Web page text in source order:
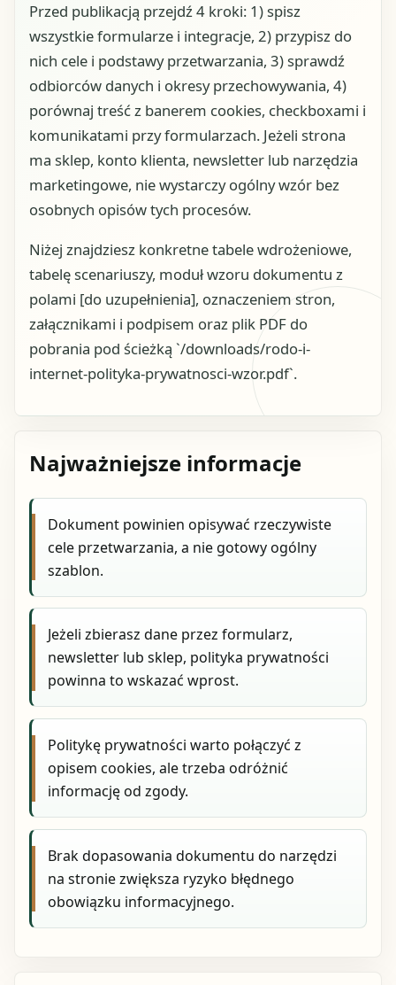
Przed publikacją przejdź 4 kroki: 1) spisz
wszystkie formularze i integracje, 2) przypisz do
nich cele i podstawy przetwarzania, 3) sprawdź
odbiorców danych i okresy przechowywania, 4)
porównaj treść z banerem cookies, checkboxami i
komunikatami przy formularzach. Jeżeli strona
ma sklep, konto klienta, newsletter lub narzędzia
marketingowe, nie wystarczy ogólny wzór bez
osobnych opisów tych procesów.
Niżej znajdziesz konkretne tabele wdrożeniowe,
tabelę scenariuszy, moduł wzoru dokumentu z
polami [do uzupełnienia], oznaczeniem stron,
załącznikami i podpisem oraz plik PDF do
pobrania pod ścieżką `/downloads/rodo-i-
internet-polityka-prywatnosci-wzor.pdf`.
Najważniejsze informacje
Dokument powinien opisywać rzeczywiste
cele przetwarzania, a nie gotowy ogólny
szablon.
Jeżeli zbierasz dane przez formularz,
newsletter lub sklep, polityka prywatności
powinna to wskazać wprost.
Politykę prywatności warto połączyć z
opisem cookies, ale trzeba odróżnić
informację od zgody.
Brak dopasowania dokumentu do narzędzi
na stronie zwiększa ryzyko błędnego
obowiązku informacyjnego.